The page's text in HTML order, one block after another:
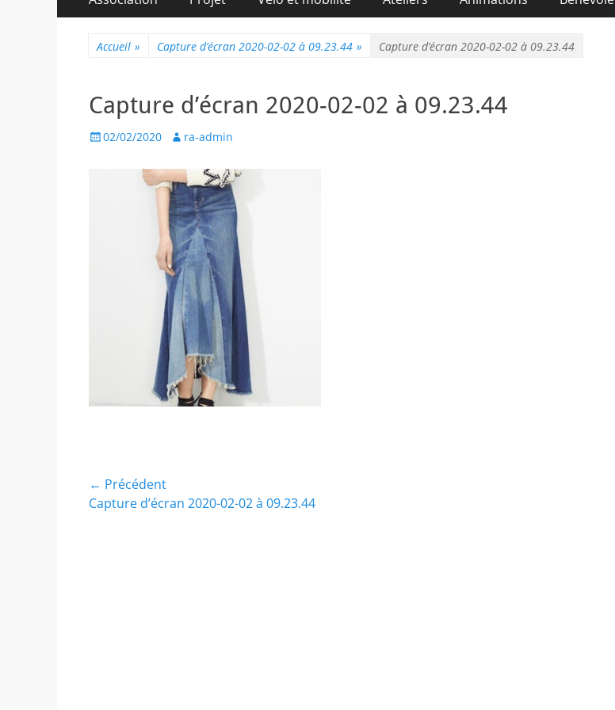
principal
Accueil » Capture d’écran 2020-02-02 à 09.23.44 » Capture d’écran 2020-02-02 à 09.23.44
Capture d’écran 2020-02-02 à 09.23.44
Posted
02/02/2020 Author
ra-admin
Navigation
de
← Précédent
Article
Capture d’écran 2020-02-02 à 09.23.44